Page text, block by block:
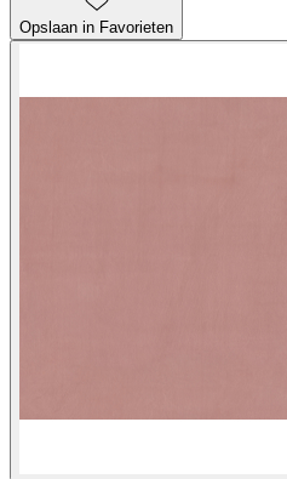
Opslaan in Favorieten